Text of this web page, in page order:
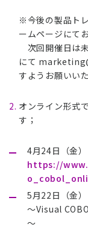
※今後の製品ト
ームページにて
次回開催日は
にて
すようお願いい
オンライン形式
す；
4月24日（金
https://
5月22日（金
～Visual
～